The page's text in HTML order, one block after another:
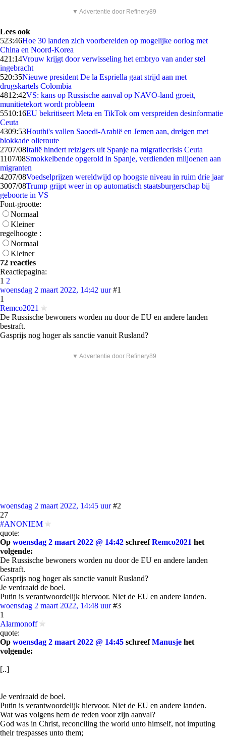
▼ Advertentie door Refinery89
Lees ook
523:46Hoe 30 landen zich voorbereiden op mogelijke oorlog met
China en Noord-Korea
421:14Vrouw krijgt door verwisseling het embryo van ander stel
ingebracht
520:35Nieuwe president De la Espriella gaat strijd aan met
drugskartels Colombia
4812:42VS: kans op Russische aanval op NAVO-land groeit,
munitietekort wordt probleem
5510:16EU bekritiseert Meta en TikTok om verspreiden desinformatie
Ceuta
4309:53Houthi's vallen Saoedi-Arabië en Jemen aan, dreigen met
blokkade olieroute
2707/08Italië hindert reizigers uit Spanje na migratiecrisis Ceuta
1107/08Smokkelbende opgerold in Spanje, verdienden miljoenen aan
migranten
4207/08Voedselprijzen wereldwijd op hoogste niveau in ruim drie jaar
3007/08Trump grijpt weer in op automatisch staatsburgerschap bij
geboorte in VS
Font-grootte:
Normaal
Kleiner
regelhoogte :
Normaal
Kleiner
72 reacties
Reactiepagina:
1 2
woensdag 2 maart 2022, 14:42 uur #1
1
Remco2021
De Russische bewoners worden nu door de EU en andere landen
bestraft.
Gasprijs nog hoger als sanctie vanuit Rusland?
▼ Advertentie door Refinery89
woensdag 2 maart 2022, 14:45 uur #2
27
#ANONIEM
quote:
Op woensdag 2 maart 2022 @ 14:42 schreefRemco2021 het
volgende:
De Russische bewoners worden nu door de EU en andere landen
bestraft.
Gasprijs nog hoger als sanctie vanuit Rusland?
Je verdraaid de boel.
Putin is verantwoordelijk hiervoor. Niet de EU en andere landen.
woensdag 2 maart 2022, 14:48 uur #3
1
Alarmonoff
quote:
Op woensdag 2 maart 2022 @ 14:45 schreefManusje het
volgende:
[..]
Je verdraaid de boel.
Putin is verantwoordelijk hiervoor. Niet de EU en andere landen.
Wat was volgens hem de reden voor zijn aanval?
God was in Christ, reconciling the world unto himself, not imputing
their trespasses unto them;